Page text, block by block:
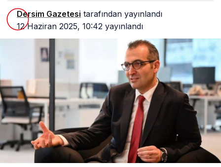
Dersim Gazetesi tarafından yayınlandı
12 Haziran 2025, 10:42 yayınlandı